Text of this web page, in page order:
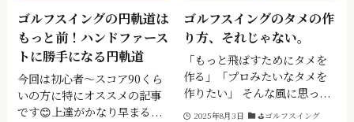
ゴルフスイングの円軌道は
もっと前！ハンドファース
トに勝手になる円軌道
今回は初心者～スコア90くら
いの方に特にオススメの記事
です😊上達がかなり早まる...
ゴルフスイングのタメの作
り方、それじゃない。
「もっと飛ばすためにタメを
作る」「プロみたいなタメを
作りたい」 そんな風に思っ...
2025年8月3日 ⛳ゴルフスイング